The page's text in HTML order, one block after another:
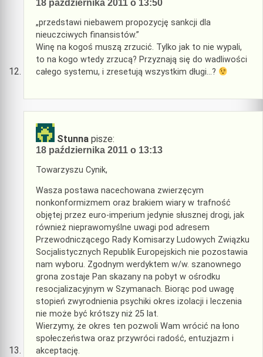
18 października 2011 o 13:50
„przedstawi niebawem propozycję sankcji dla
nieuczciwych finansistów.”
Winę na kogoś muszą zrzucić. Tylko jak to nie wypali,
to na kogo wtedy zrzucą? Przyznają się do wadliwości
całego systemu, i zresetują wszystkim długi…?
Stunna pisze:
18 października 2011 o 13:13
Towarzyszu Cynik,
Wasza postawa nacechowana zwierzęcym
nonkonformizmem oraz brakiem wiary w trafność
objętej przez euro-imperium jedynie słusznej drogi, jak
również nieprawomyślne uwagi pod adresem
Przewodniczącego Rady Komisarzy Ludowych Związku
Socjalistycznych Republik Europejskich nie pozostawia
nam wyboru. Zgodnym werdyktem w/w. szanownego
grona zostaje Pan skazany na pobyt w ośrodku
resocjalizacyjnym w Szymanach. Biorąc pod uwagę
stopień zwyrodnienia psychiki okres izolacji i leczenia
nie może być krótszy niż 25 lat.
Wierzymy, że okres ten pozwoli Wam wrócić na łono
społeczeństwa oraz przywróci radość, entuzjazm i
akceptację.